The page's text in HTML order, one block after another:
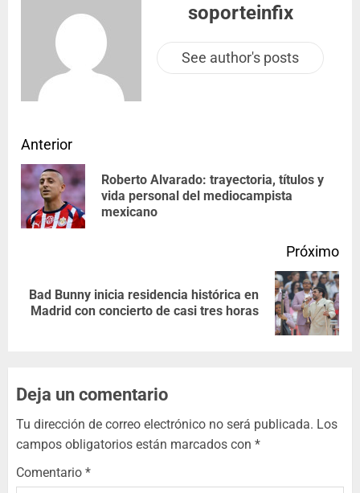
soporteinfix
See author's posts
Anterior
Roberto Alvarado: trayectoria, títulos y
vida personal del mediocampista
mexicano
Próximo
Bad Bunny inicia residencia histórica en
Madrid con concierto de casi tres horas
Deja un comentario
Tu dirección de correo electrónico no será publicada. Los
campos obligatorios están marcados con *
Comentario *